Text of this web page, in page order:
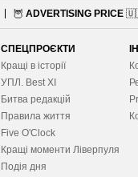
🦉 ADVERTISING PRICE
СПЕЦПРОЄКТИ
Кращі в історії
УПЛ. Best XІ
Битва редакцій
Правила життя
Five O'Clock
Кращі моменти Ліверпуля
Подія дня